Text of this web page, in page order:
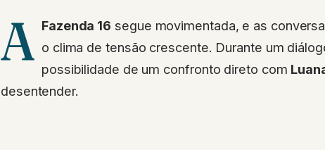
A Fazenda 16 segue movimentada, e as
o clima de tensão crescente. Durante um
possibilidade de um confronto direto com
desentender.